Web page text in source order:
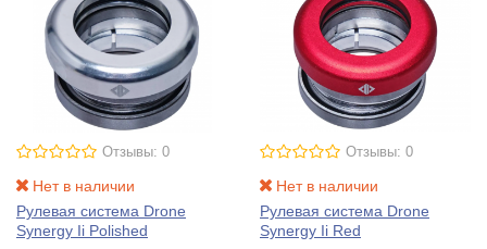
Отзывы: 0
Нет в наличии
Рулевая система Drone
Synergy Ii Polished
Отзывы: 0
Нет в наличии
Рулевая система Drone
Synergy Ii Red